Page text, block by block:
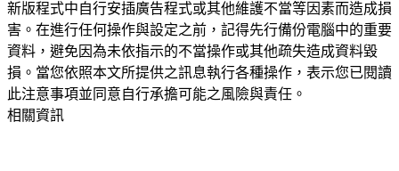
新版程式中自行安插廣告程式或其他維護不當等因素而造成損
害。在進行任何操作與設定之前，記得先行備份電腦中的重要
資料，避免因為未依指示的不當操作或其他疏失造成資料毀
損。當您依照本文所提供之訊息執行各種操作，表示您已閱讀
此注意事項並同意自行承擔可能之風險與責任。
相關資訊